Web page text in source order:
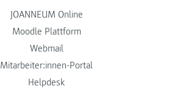
JOANNEUM Online
Moodle Plattform
Webmail
Mitarbeiter:innen-Portal
Helpdesk